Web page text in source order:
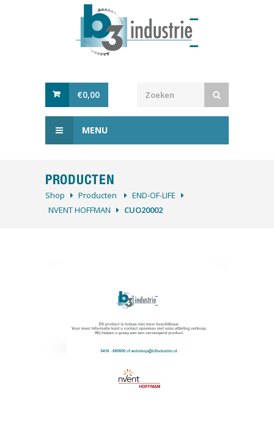
€0,00
MENU
PRODUCTEN
Shop Producten
­END-OF-LIFE
NVENT HOFFMAN
CUO20002